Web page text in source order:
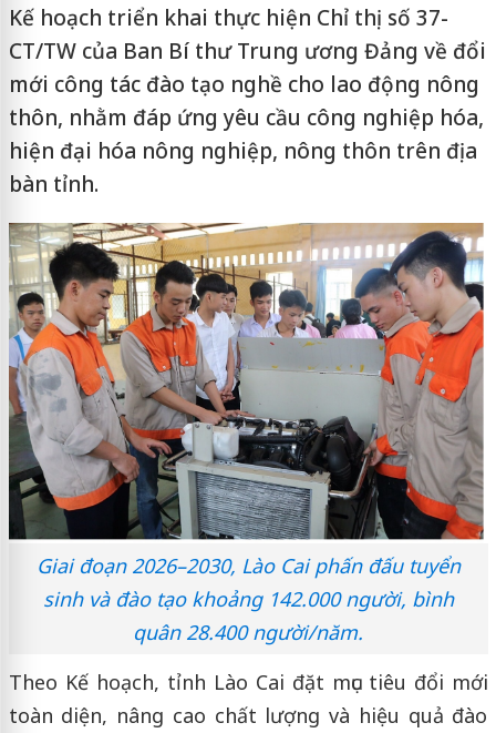
Kế hoạch triển khai thực hiện Chỉ thị số 37-
CT/TW của Ban Bí thư Trung ương Đảng về đổi
mới công tác đào tạo nghề cho lao động nông
thôn, nhằm đáp ứng yêu cầu công nghiệp hóa,
hiện đại hóa nông nghiệp, nông thôn trên địa
bàn tỉnh.
Giai đoạn 2026–2030, Lào Cai phấn đấu tuyển
sinh và đào tạo khoảng 142.000 người, bình
quân 28.400 người/năm.
Theo Kế hoạch, tỉnh Lào Cai đặt mục tiêu đổi mới
toàn diện, nâng cao chất lượng và hiệu quả đào